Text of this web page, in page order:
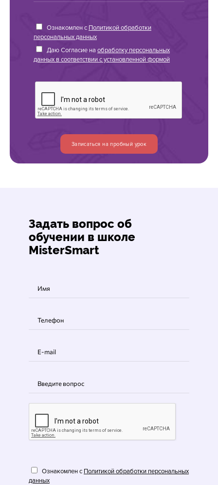
Ознакомлен с Политикой обработки
персональных данных
Даю Согласие на обработку персональных
данных в соответствии с установленной формой
Записаться на пробный урок
Задать вопрос об
обучении в школе
MisterSmart
Ознакомлен с Политикой обработки персональных
данных